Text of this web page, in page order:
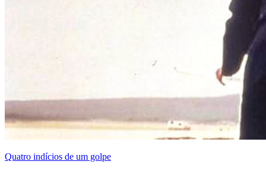
Quatro indícios de um golpe